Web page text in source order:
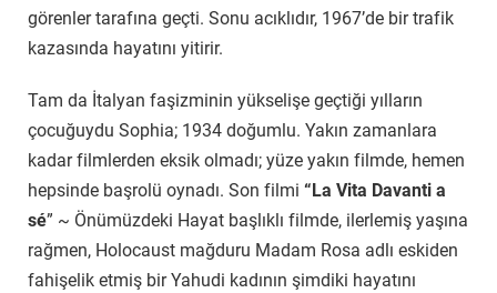
görenler tarafına geçti. Sonu acıklıdır, 1967’de bir trafik
kazasında hayatını yitirir.
Tam da İtalyan faşizminin yükselişe geçtiği yılların
çocuğuydu Sophia; 1934 doğumlu. Yakın zamanlara
kadar filmlerden eksik olmadı; yüze yakın filmde, hemen
hepsinde başrolü oynadı. Son filmi “La Vita Davanti a
sé” ~ Önümüzdeki Hayat başlıklı filmde, ilerlemiş yaşına
rağmen, Holocaust mağduru Madam Rosa adlı eskiden
fahişelik etmiş bir Yahudi kadının şimdiki hayatını